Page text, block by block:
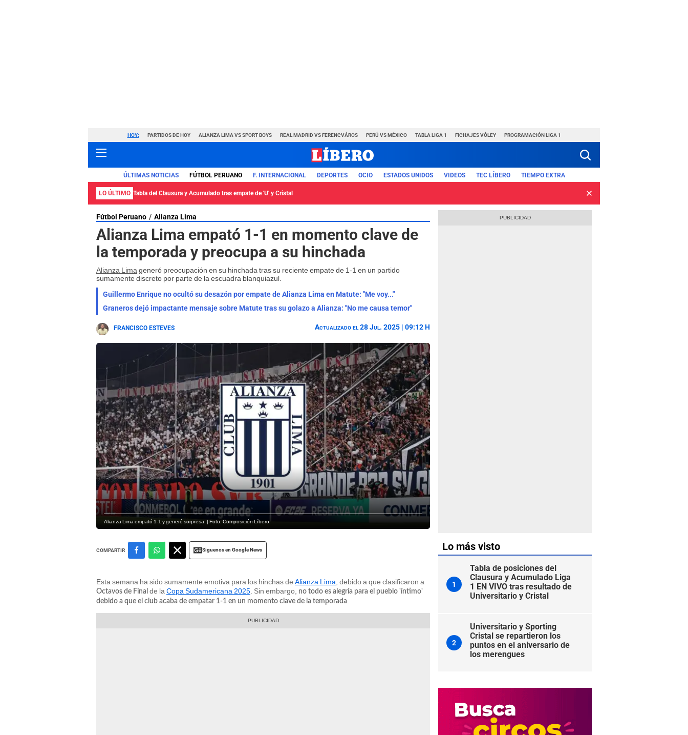
HOY: PARTIDOS DE HOY ALIANZA LIMA VS SPORT BOYS REAL MADRID VS FERENCVÁROS PERÚ VS MÉXICO TABLA LIGA 1 FICHAJES VÓLEY PROGRAMACIÓN LIGA 1
ÚLTIMAS NOTICIAS FÚTBOL PERUANO F. INTERNACIONAL DEPORTES OCIO ESTADOS UNIDOS VIDEOS TEC LÍBERO TIEMPO EXTRA
LO ÚLTIMO Tabla del Clausura y Acumulado tras empate de 'U' y Cristal
Fútbol Peruano Alianza Lima
Alianza Lima empató 1-1 en momento clave de
la temporada y preocupa a su hinchada
Alianza Lima generó preocupación en su hinchada tras su reciente empate de 1-1 en un partido
sumamente discreto por parte de la escuadra blanquiazul.
Guillermo Enrique no ocultó su desazón por empate de Alianza Lima en Matute: "Me voy..."
Graneros dejó impactante mensaje sobre Matute tras su golazo a Alianza: "No me causa temor"
FRANCISCO ESTEVES Actualizado el 28 Jul. 2025 | 09:12 H
Alianza Lima empató 1-1 y generó sorpresa. | Foto: Composición Líbero.
COMPARTIR Siguenos en Google News
Esta semana ha sido sumamente emotiva para los hinchas de Alianza Lima , debido a que clasificaron a
Octavos de Final de la Copa Sudamericana 2025 . Sin embargo, no todo es alegría para el pueblo 'íntimo'
debido a que el club acaba de empatar 1-1 en un momento clave de la temporada
Lo más visto
1
Tabla de posiciones del
Clausura y Acumulado Liga
1 EN VIVO tras resultado de
Universitario y Cristal
2
Universitario y Sporting
Cristal se repartieron los
puntos en el aniversario de
los merengues